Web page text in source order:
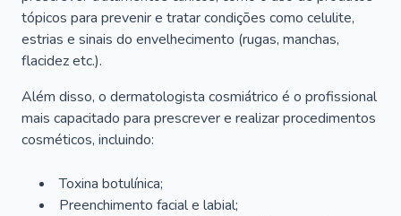
tópicos para prevenir e tratar condições como celulite,
estrias e sinais do envelhecimento (rugas, manchas,
flacidez etc.).
Além disso, o dermatologista cosmiátrico é o profissional
mais capacitado para prescrever e realizar procedimentos
cosméticos, incluindo:
Toxina botulínica;
Preenchimento facial e labial;